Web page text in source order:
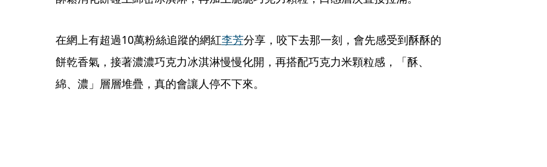
在網上有超過10萬粉絲追蹤的網紅李芳分享，咬下去那一刻，會先感受到酥酥的
餅乾香氣，接著濃濃巧克力冰淇淋慢慢化開，再搭配巧克力米顆粒感，「酥、
綿、濃」層層堆疊，真的會讓人停不下來。